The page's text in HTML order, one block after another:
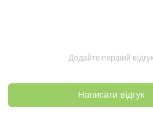
Додайте перший
Написати відгук